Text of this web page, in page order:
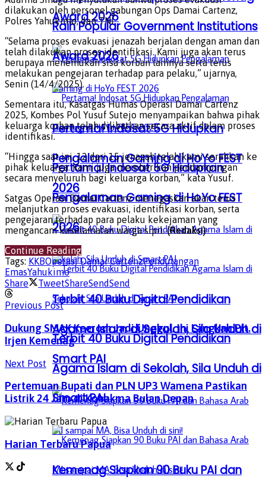
Award 2026
Pertama! Indosat 5G Hidupkan
Pengalaman Gaming di HoYo FEST
2026
Terbit 40 Buku Digital Pendidikan
Agama Islam di Sekolah, Sila Unduh di
Smart PAI
Kemenag Siapkan 90 Buku PAI dan
Raih Popular Government Institutions
Award 2026
Pertama! Indosat 5G Hidupkan
Pengalaman Gaming di HoYo FEST
2026
Terbit 40 Buku Digital Pendidikan
Agama Islam di Sekolah, Sila Unduh di
Smart PAI
dilakukan oleh personel gabungan Ops Damai Cartenz,
Polres Yahukimo, dan TNI.
“Selama proses evakuasi jenazah berjalan dengan aman dan
telah dilakukan proses identifikasi. Kami juga akan terus
berupaya menemukan sisa korban lainnya serta terus
melakukan pengejaran terhadap para pelaku,” ujarnya,
Senin (14/4/2025).
Sementara itu, Kasatgas Humas Operasi Damai Cartenz
2025, Kombes Pol Yusuf Sutejo menyampaikan bahwa pihak
keluarga korban telah dilibatkan secara aktif dalam proses
identifikasi.
“Hingga saat ini, 12 dari 15 jenazah telah kami serahkan ke
pihak keluarga. Kami juga memberikan pendampingan
secara menyeluruh bagi keluarga korban,” kata Yusuf.
Satgas Operasi Damai Cartenz menegaskan akan terus
melanjutkan proses evakuasi, identifikasi korban, serta
pengejaran terhadap para pelaku kekejaman yang
mengancam keselamatan warga sipil.(Redaksi)
Continue Reading
Tags: KKBOperasi Damai CartenzPendulangan
EmasYahukimo
Share
TweetShareSendSend
Previous Post
Dukung SMAK Keerom Jadi Unggul, Ini Langkah Plt.
Irjen Kemenag
Next Post
Pertemuan Bupati dan PLN UP3 Wamena Pastikan
Listrik 24 Jam di Kobakma Bulan Depan
Harian Terbaru Papua